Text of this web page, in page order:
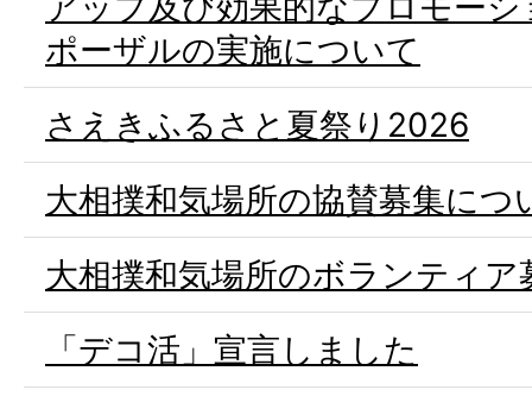
ポーザルの実施について
さえきふるさと夏祭り2026
大相撲和気場所の協賛募集につ
大相撲和気場所のボランティ
「デコ活」宣言しました